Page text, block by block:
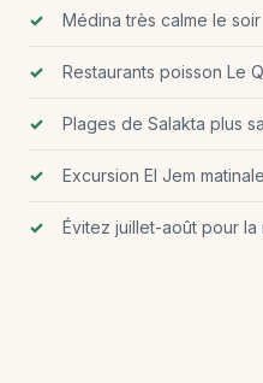
Médina très calme le soir
Restaurants poisson Le
Plages de Salakta plus
Excursion El Jem
Évitez juillet-août pour la